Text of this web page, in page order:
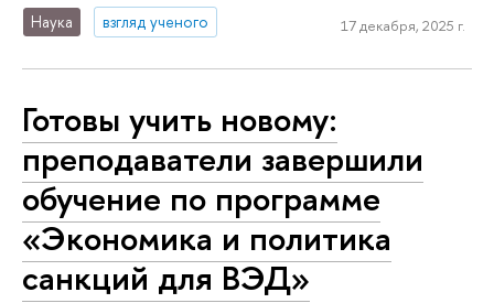
Наука взгляд ученого 17 декабря, 2025 г.
Готовы учить новому:
преподаватели завершили
обучение по программе
«Экономика и политика
санкций для ВЭД»